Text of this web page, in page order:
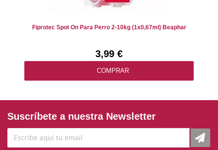
Fiprotec Spot On Para Perro 2-10kg (1x0,67ml) Beaphar
3,99 €
COMPRAR
Suscríbete a nuestra Newsletter